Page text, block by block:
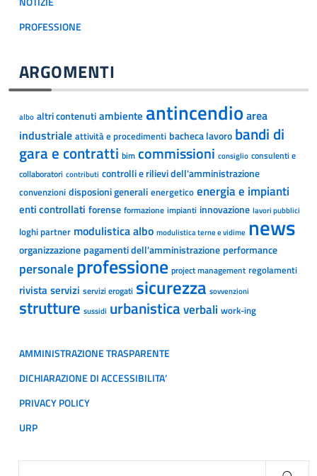
PROFESSIONE
ARGOMENTI
albo altri contenutiambiente antincendioarea
industriale attività e procedimenti bacheca lavoro bandi di
gara e contratti bim commissioni consiglio consulenti e
collaboratori contributi controlli e rilievi dell'amministrazione
convenzioni disposioni generali energetico energia e impianti
enti controllati forense formazione impianti innovazione lavori pubblici
loghi partner modulistica albo modulistica terne e vidime news
organizzazione pagamenti dell'amministrazione performance
personaleprofessione project management regolamenti
rivistaservizi servizi erogati sicurezza sovvenzioni
strutture sussidi urbanisticaverbali work-ing
AMMINISTRAZIONE TRASPARENTE
DICHIARAZIONE DI ACCESSIBILITA’
PRIVACY POLICY
URP